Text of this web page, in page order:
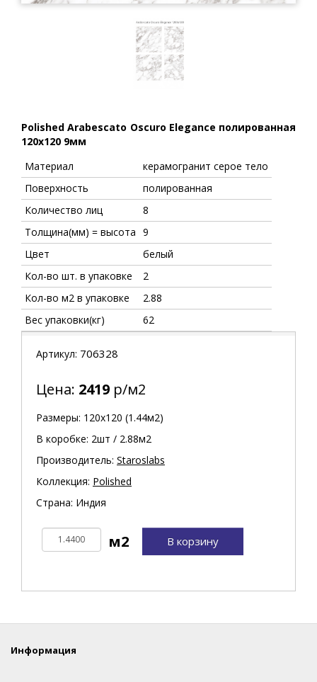
Polished Arabescato Oscuro Elegance полированная
120x120 9мм
Материал
керамогранит серое тело
Поверхность
полированная
Количество лиц
8
Толщина(мм) = высота 9
Цвет
белый
Кол-во шт. в упаковке
2
Кол-во м2 в упаковке
2.88
Вес упаковки(кг)
62
Артикул: 706328
Цена: 2419 р/м2
Размеры: 120х120 (1.44м2)
В коробке: 2шт / 2.88м2
Производитель: Staroslabs
Коллекция: Polished
Страна: Индия
В корзину
Информация